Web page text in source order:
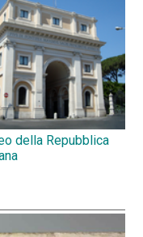
della Repubblica